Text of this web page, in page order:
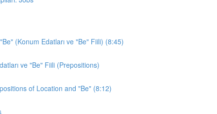
(Konum Edatları ve "Be" Fiili) (8:45)
ve "Be" Fiili (Prepositions)
of Location and "Be" (8:12)